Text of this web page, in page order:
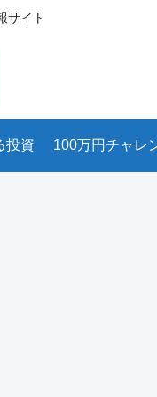
サイト
投資 100万円チャレ